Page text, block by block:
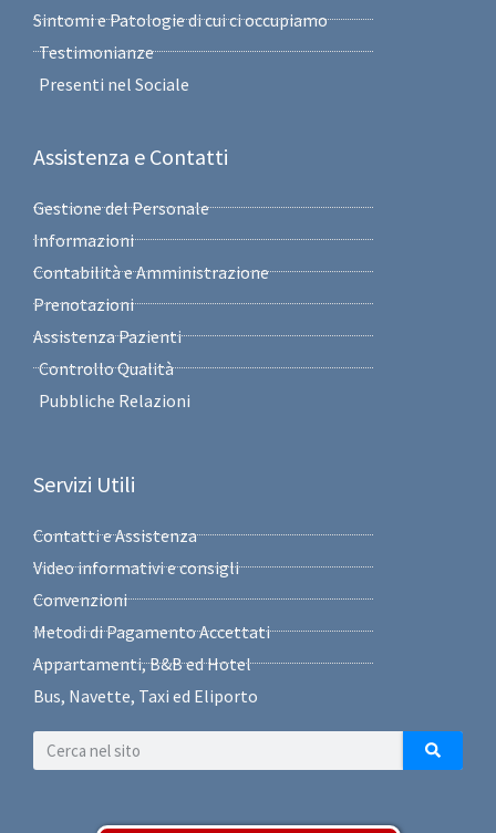
Sintomi e Patologie di cui ci occupiamo
Testimonianze
Presenti nel Sociale
Assistenza e Contatti
Gestione del Personale
Informazioni
Contabilità e Amministrazione
Prenotazioni
Assistenza Pazienti
Controllo Qualità
Pubbliche Relazioni
Servizi Utili
Contatti e Assistenza
Video informativi e consigli
Convenzioni
Metodi di Pagamento Accettati
Appartamenti, B&B ed Hotel
Bus, Navette, Taxi ed Eliporto